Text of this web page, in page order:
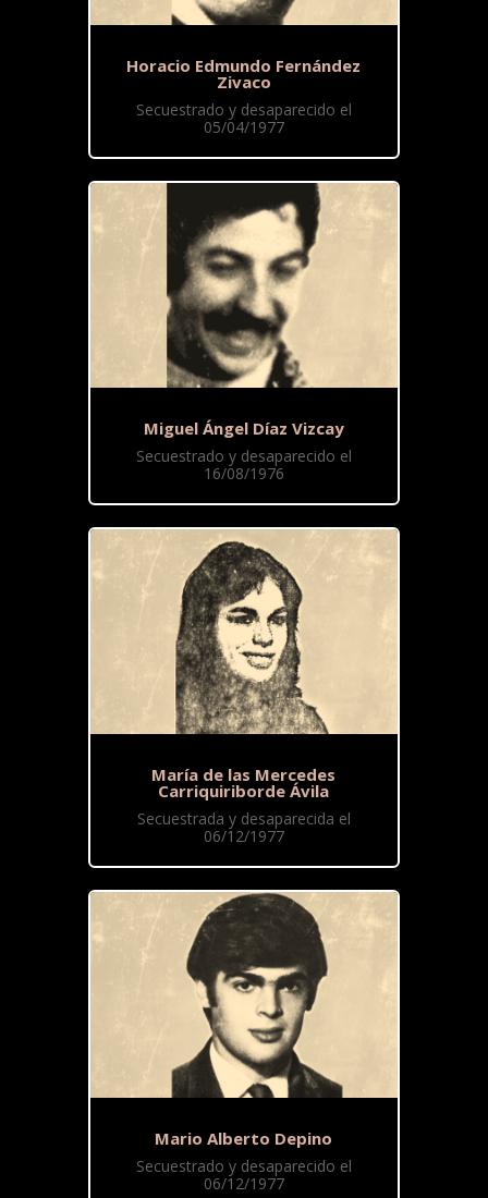
Horacio Edmundo Fernández
Zivaco
Secuestrado y desaparecido el
05/04/1977
Miguel Ángel Díaz Vizcay
Secuestrado y desaparecido el
16/08/1976
María de las Mercedes
Carriquiriborde Ávila
Secuestrada y desaparecida el
06/12/1977
Mario Alberto Depino
Secuestrado y desaparecido el
06/12/1977